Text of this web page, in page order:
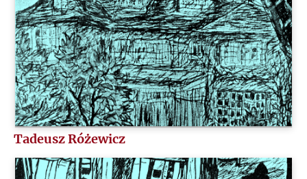
Tadeusz Różewicz